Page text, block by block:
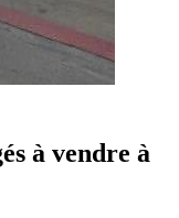
à vendre à